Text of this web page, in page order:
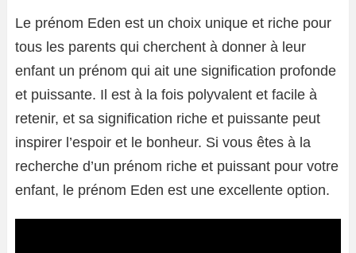
Le prénom Eden est un choix unique et riche pour
tous les parents qui cherchent à donner à leur
enfant un prénom qui ait une signification profonde
et puissante. Il est à la fois polyvalent et facile à
retenir, et sa signification riche et puissante peut
inspirer l’espoir et le bonheur. Si vous êtes à la
recherche d’un prénom riche et puissant pour votre
enfant, le prénom Eden est une excellente option.